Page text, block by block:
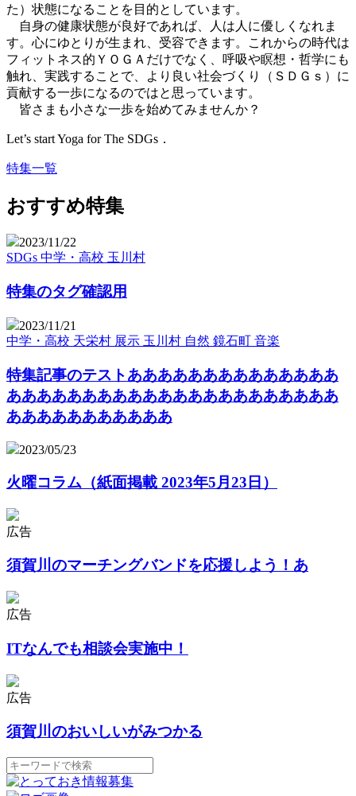
た）状態になることを目的としています。
自身の健康状態が良好であれば、人は人に優しくなれま
す。心にゆとりが生まれ、受容できます。これからの時代は
フィットネス的ＹＯＧＡだけでなく、呼吸や瞑想・哲学にも
触れ、実践することで、より良い社会づくり（ＳＤＧｓ）に
貢献する一歩になるのではと思っています。
皆さまも小さな一歩を始めてみませんか？
Let’s start Yoga for The SDGs．
特集一覧
おすすめ特集
2023/11/22
SDGs 中学・高校 玉川村
特集のタグ確認用
2023/11/21
中学・高校 天栄村 展示 玉川村 自然 鏡石町 音楽
特集記事のテストああああああああああああああ
ああああああああああああああああああああああ
あああああああああああ
2023/05/23
火曜コラム（紙面掲載 2023年5月23日）
広告
須賀川のマーチングバンドを応援しよう！あ
広告
ITなんでも相談会実施中！
広告
須賀川のおいしいがみつかる